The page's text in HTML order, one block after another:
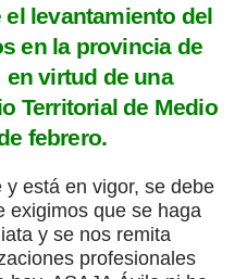
levantamiento del
en la provincia de
en virtud de una
Territorial de Medio
febrero.
está en vigor, se debe
exigimos que se haga
y se nos remita
profesionales